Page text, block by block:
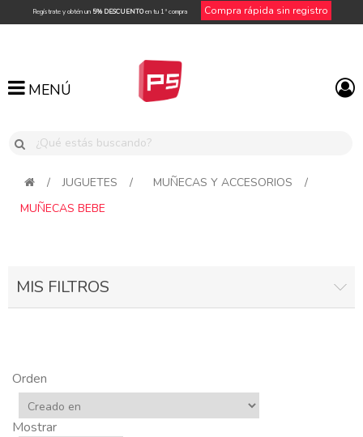
Regístrate y obtén un 5% DESCUENTOen tu 1ª compra Compra rápida sin registro
MENÚ
MENÚ
/ JUGUETES / MUÑECAS Y ACCESORIOS
/
MUÑECAS BEBE
MIS FILTROS
Orden
Mostrar